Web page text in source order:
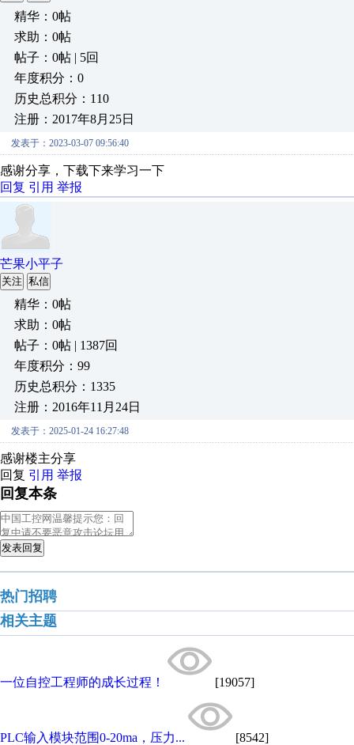
精华：0帖
求助：0帖
帖子：0帖 | 5回
年度积分：0
历史总积分：110
注册：2017年8月25日
发表于：2023-03-07 09:56:40
感谢分享，下载下来学习一下
回复 引用 举报
芒果小平子
关注 私信
精华：0帖
求助：0帖
帖子：0帖 | 1387回
年度积分：99
历史总积分：1335
注册：2016年11月24日
发表于：2025-01-24 16:27:48
感谢楼主分享
回复 引用 举报
回复本条
发表回复
热门招聘
相关主题
一位自控工程师的成长过程！ [19057]
PLC输入模块范围0-20ma，压力... [8542]